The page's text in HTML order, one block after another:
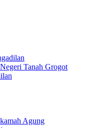
Tanah Grogot
Agung